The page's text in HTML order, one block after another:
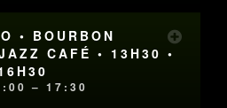
• BOURBON
CAFÉ • 13H30 •
– 17:30